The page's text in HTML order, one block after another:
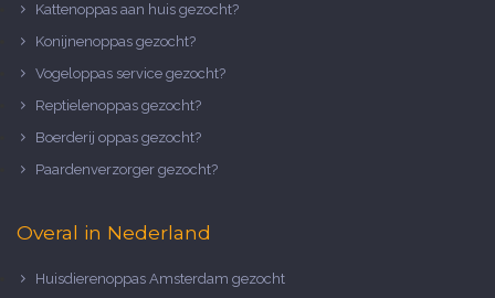
Kattenoppas aan huis gezocht?
Konijnenoppas gezocht?
Vogeloppas service gezocht?
Reptielenoppas gezocht?
Boerderij oppas gezocht?
Paardenverzorger gezocht?
Overal in Nederland
Huisdierenoppas Amsterdam gezocht